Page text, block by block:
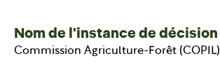
Nom de l'instance de décision
Commission Agriculture-Forêt (COPIL)